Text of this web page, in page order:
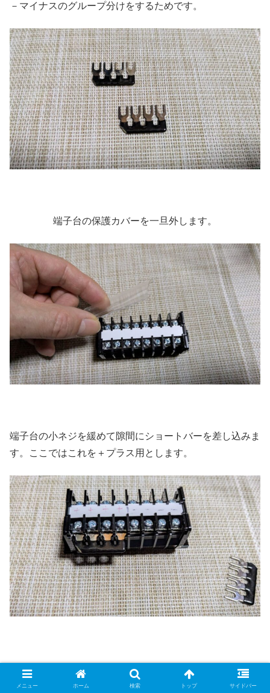
－マイナスのグループ分けをするためです。
端子台の保護カバーを一旦外します。
端子台の小ネジを緩めて隙間にショートバーを差し込みま
す。ここではこれを＋プラス用とします。
残りのショートバーも同様に差し込みます。ここでは－マ
イナス用とします。
メニュー ホーム 検索 トップ サイドバー